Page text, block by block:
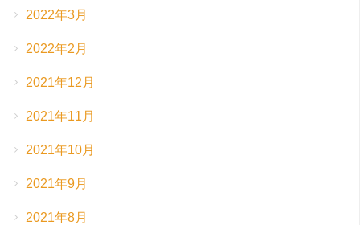
2022年3月
2022年2月
2021年12月
2021年11月
2021年10月
2021年9月
2021年8月